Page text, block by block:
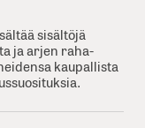
sisältöjä
ja arjen raha-
kaupallista